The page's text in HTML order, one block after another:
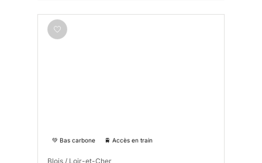
💚 Bas carbone 🚆 Accès en train
Blois / Loir-et-Cher